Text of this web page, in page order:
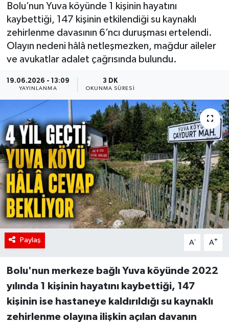
Bolu’nun Yuva köyünde 1 kişinin hayatını
kaybettiği, 147 kişinin etkilendiği su kaynaklı
zehirlenme davasının 6’ncı duruşması ertelendi.
Olayın nedeni hâlâ netleşmezken, mağdur aileler
ve avukatlar adalet çağrısında bulundu.
19.06.2026 - 13:09
YAYINLANMA
3 DK
OKUNMA SÜRESI
Paylaş A- A+
Bolu'nun merkeze bağlı Yuva köyünde 2022
yılında 1 kişinin hayatını kaybettiği, 147
kişinin ise hastaneye kaldırıldığı su kaynaklı
zehirlenme olayına ilişkin açılan davanın
Haber Arşivi